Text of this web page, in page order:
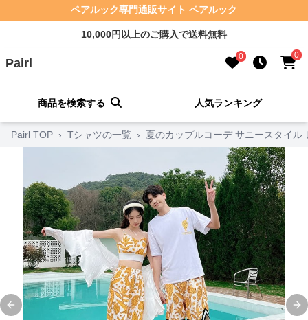
ペアルック専門通販サイト ペアルック
10,000円以上のご購入で送料無料
Pairl 0 0
商品を検索する 人気ランキング
Pairl TOP › Tシャツの一覧 › 夏のカップルコーデ サニースタイ
Previous slide